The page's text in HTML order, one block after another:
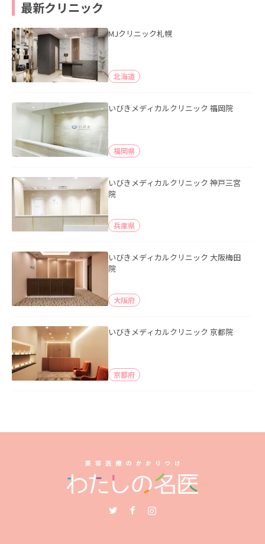
最新クリニック
MJクリニック札幌
北海道
いびきメディカルクリニック 福岡院
福岡県
いびきメディカルクリニック 神戸三宮
院
兵庫県
いびきメディカルクリニック 大阪梅田
院
大阪府
いびきメディカルクリニック 京都院
京都府